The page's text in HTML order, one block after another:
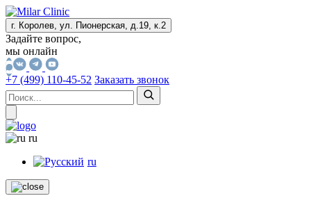
г. Королев, ул. Пионерская, д.19, к.2
Задайте вопрос,
мы онлайн
+7 (499) 110-45-52 Заказать звонок
ru
ru